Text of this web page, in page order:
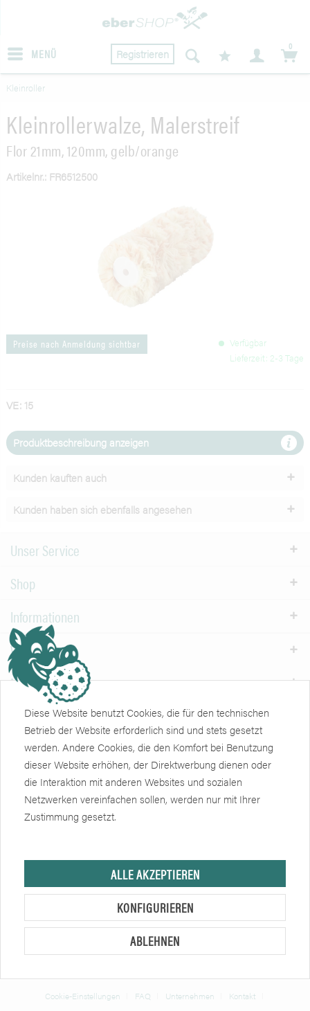
MENÜ Registrieren
0
Kleinroller
Kleinrollerwalze, Malerstreif
Flor 21mm, 120mm, gelb/orange
Artikelnr.: FR6512500
Preise nach Anmeldung sichtbar
Verfügbar
Lieferzeit: 2-3 Tage
VE: 15
Produktbeschreibung anzeigen
Kunden kauften auch
Kunden haben sich ebenfalls angesehen
Unser Service
Shop
Informationen
Weiteres
Newsletter
Zertifikate Soziale Netzwerke
Hersteller, sofern nicht anders angegeben, ist die Friedrich Eberlein GmbH.
Verkauf nur an Unternehmer, Gewerbetreibende, Freiberufler und öffentliche
Institutionen, nicht jedoch an Verbraucher im Sinne des § 13 BGB. Alle
Preise in Euro zzgl. gesetzl. MwSt. Angebote freibleibend.
* Alle Preise verstehen sich zzgl. Mehrwertsteuer undVersandkostenund ggf.
Cookie-Einstellungen FAQ Unternehmen Kontakt
Diese Website benutzt Cookies, die für den technischen
Betrieb der Website erforderlich sind und stets gesetzt
werden. Andere Cookies, die den Komfort bei Benutzung
dieser Website erhöhen, der Direktwerbung dienen oder
die Interaktion mit anderen Websites und sozialen
Netzwerken vereinfachen sollen, werden nur mit Ihrer
Zustimmung gesetzt.
ALLE AKZEPTIEREN
KONFIGURIEREN
ABLEHNEN